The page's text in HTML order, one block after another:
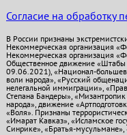
Согласие на обработку
В России признаны
Некоммерческая организация
Некоммерческая организация
Общественное движение «Штабы
09.06.2021), «Национал-
воли народа», «Русский
нелегальной иммиграции»,
Степана Бандеры»,
народа», движение
«Воля». Признаны
«Имарат Кавказ», «Исламское
Синрике», «Братья-